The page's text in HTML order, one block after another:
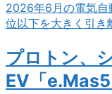
2026年6月の電気自
位以下を大きく引
プロトン、
EV「